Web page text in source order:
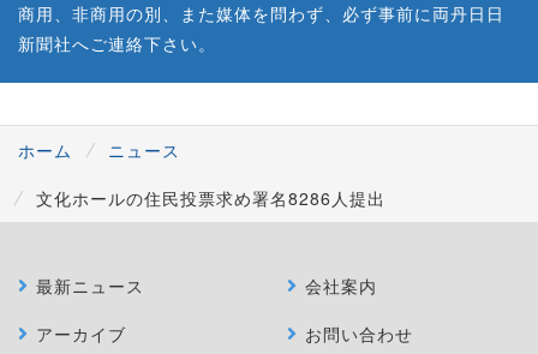
商用、非商用の別、また媒体を問わず、必ず事前に両丹日日
新聞社へご連絡下さい。
ホーム
ニュース
文化ホールの住民投票求め署名8286人提出
最新ニュース
アーカイブ
会社案内
お問い合わせ